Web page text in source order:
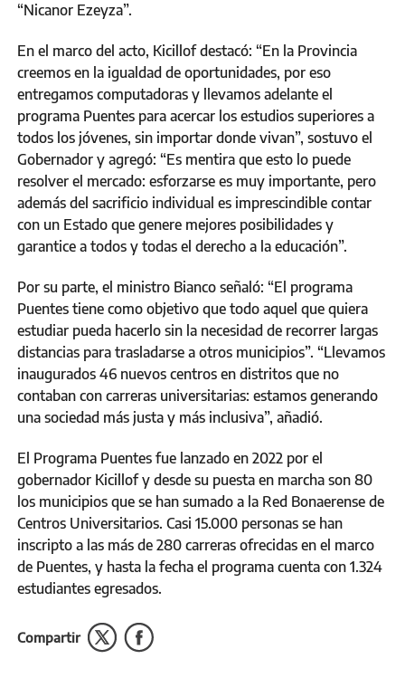
“Nicanor Ezeyza”.
En el marco del acto, Kicillof destacó: “En la Provincia
creemos en la igualdad de oportunidades, por eso
entregamos computadoras y llevamos adelante el
programa Puentes para acercar los estudios superiores a
todos los jóvenes, sin importar donde vivan”, sostuvo el
Gobernador y agregó: “Es mentira que esto lo puede
resolver el mercado: esforzarse es muy importante, pero
además del sacrificio individual es imprescindible contar
con un Estado que genere mejores posibilidades y
garantice a todos y todas el derecho a la educación”.
Por su parte, el ministro Bianco señaló: “El programa
Puentes tiene como objetivo que todo aquel que quiera
estudiar pueda hacerlo sin la necesidad de recorrer largas
distancias para trasladarse a otros municipios”. “Llevamos
inaugurados 46 nuevos centros en distritos que no
contaban con carreras universitarias: estamos generando
una sociedad más justa y más inclusiva”, añadió.
El Programa Puentes fue lanzado en 2022 por el
gobernador Kicillof y desde su puesta en marcha son 80
los municipios que se han sumado a la Red Bonaerense de
Centros Universitarios. Casi 15.000 personas se han
inscripto a las más de 280 carreras ofrecidas en el marco
de Puentes, y hasta la fecha el programa cuenta con 1.324
estudiantes egresados.
Compartir